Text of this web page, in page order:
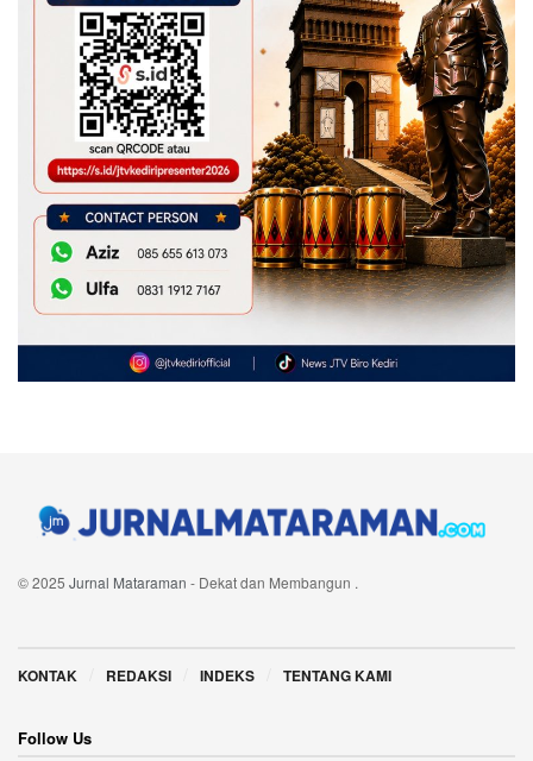
© 2025 Jurnal Mataraman - Dekat dan Membangun .
KONTAK REDAKSI INDEKS TENTANG KAMI
Follow Us